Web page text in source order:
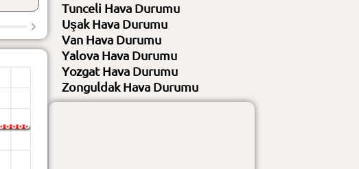
Tunceli Hava Durumu
Uşak Hava Durumu
Van Hava Durumu
Yalova Hava Durumu
Yozgat Hava Durumu
Zonguldak Hava Durumu